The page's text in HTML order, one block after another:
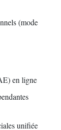
(mode
en ligne
unifiée